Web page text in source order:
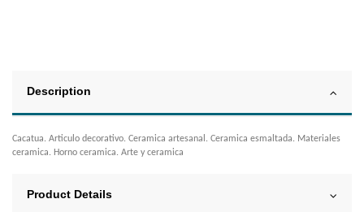
Description
Cacatua. Articulo decorativo. Ceramica artesanal. Ceramica esmaltada. Materiales
ceramica. Horno ceramica. Arte y ceramica
Product Details